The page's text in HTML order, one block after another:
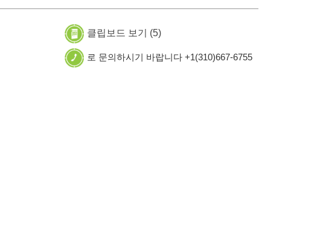
클립보드 보기 (5)
로 문의하시기 바랍니다 +1(310)667-6755